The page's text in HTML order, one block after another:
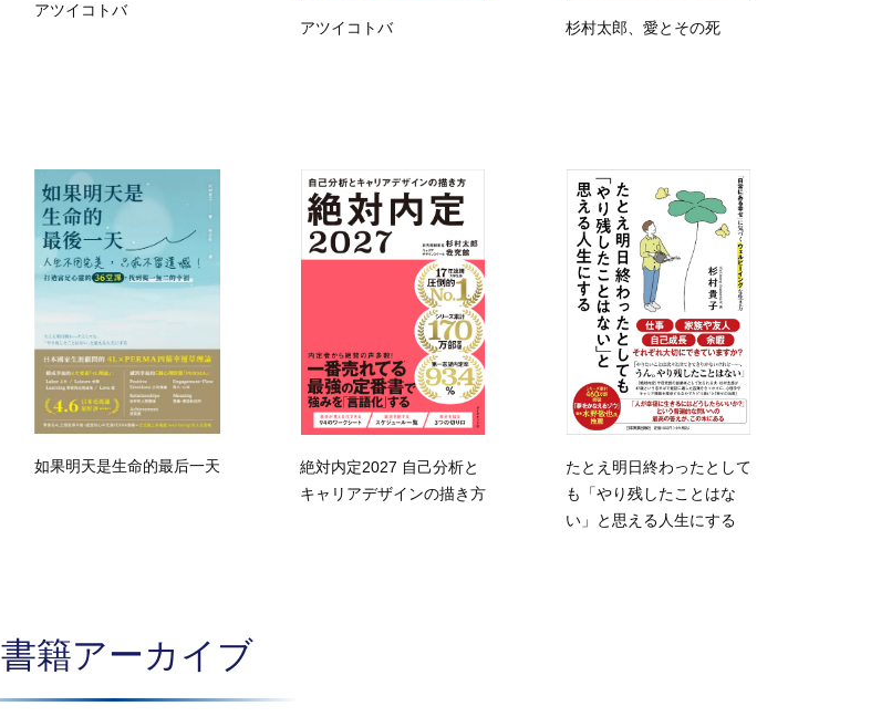
アツイコトバ
アツイコトバ
杉村太郎、愛とその死
如果明天是生命的最后一天
絶対内定2027 自己分析と
キャリアデザインの描き方
たとえ明日終わったとして
も「やり残したことはな
い」と思える人生にする
書籍アーカイブ